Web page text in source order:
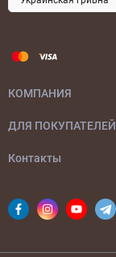
КОМПАНИЯ
ДЛЯ ПОКУПАТЕЛЕЙ
Контакты